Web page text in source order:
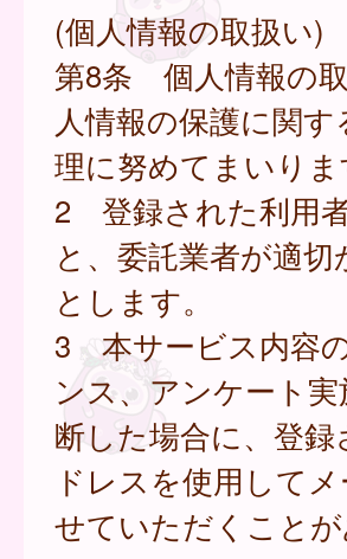
(個人情報の取扱い)
第8条 個人情報の
人情報の保護に関
理に努めてまいりま
2 登録された利用
と、委託業者が適
とします。
3 本サービス内容
ンス、アンケート
断した場合に、登
ドレスを使用して
せていただくことが